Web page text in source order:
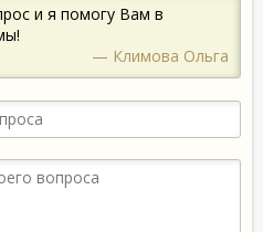
и я помогу Вам в
— Климова Ольга